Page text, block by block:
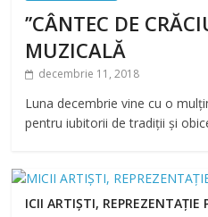
’’CÂNTEC DE
MUZICALĂ
decembrie 11, 2018
Luna decembrie vine cu o
pentru iubitorii de tradiții și
ICII ARTIȘTI, REPREZENTAȚIE